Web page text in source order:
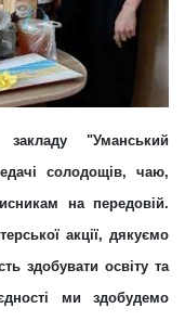
"Уманський
солодощів, чаю,
на передовій.
акції, дякуємо
здобувати освіту та
ми здобудемо